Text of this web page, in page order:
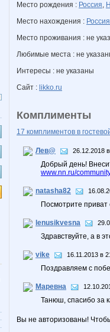
Место рождения : Россия,
Место нахождения : Россия
Место проживания : не
Любимые места : не
Интересы : не указаны
Сайт : likko.ru
Комплименты
17 комплиментов в
Лев@ 26.12.2018
Добрый день!
www.nn.ru/
natasha82
Посмотрите приват
lenusikvesna
Здравствуйте, а в
vike 16.11.2013 в
Поздравляем с
Маревна
Танюш, спасибо за
Вы не авторизованы!